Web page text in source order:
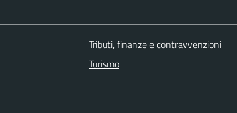
Tributi, finanze e contravvenzioni
Turismo